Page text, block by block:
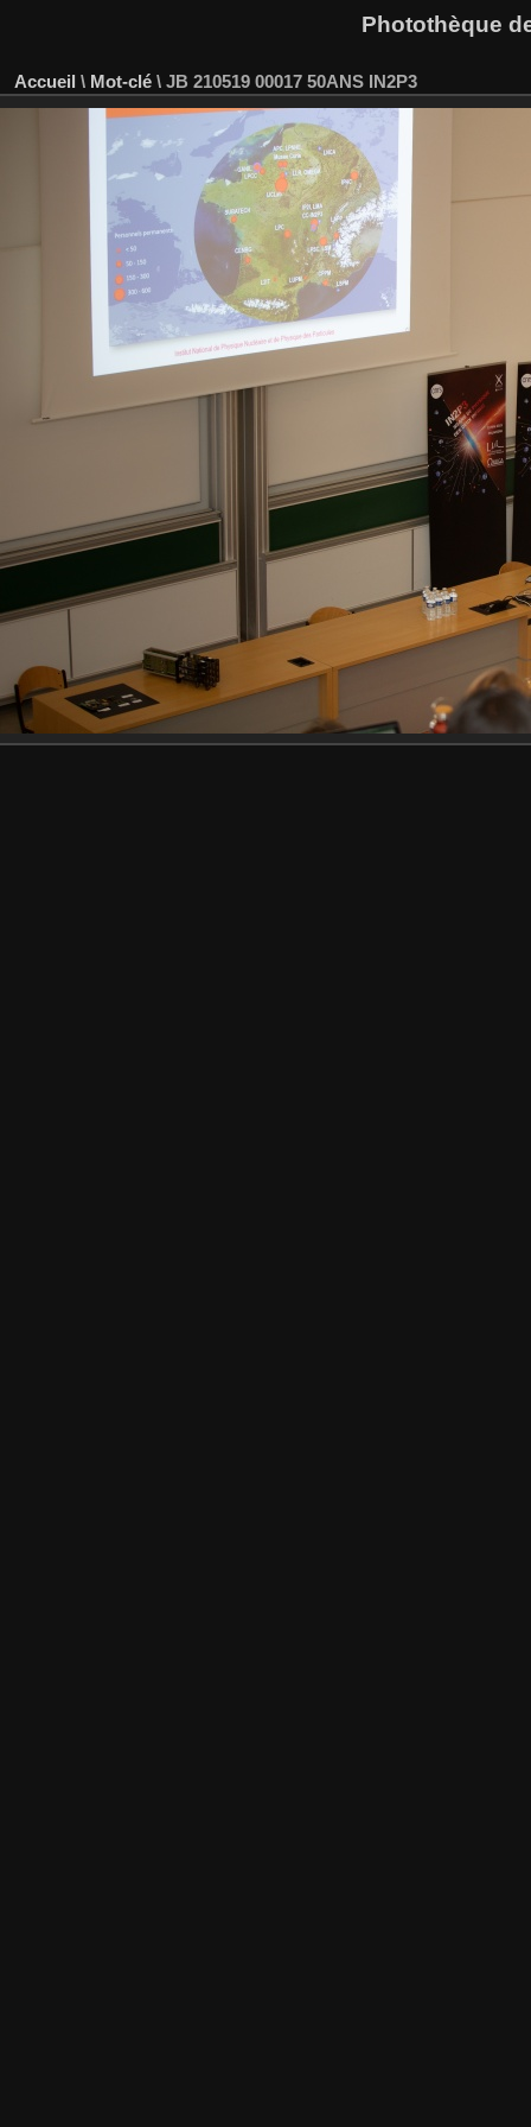
Photothèque
Accueil \ Mot-clé \ JB 210519 00017 50ANS IN2P3